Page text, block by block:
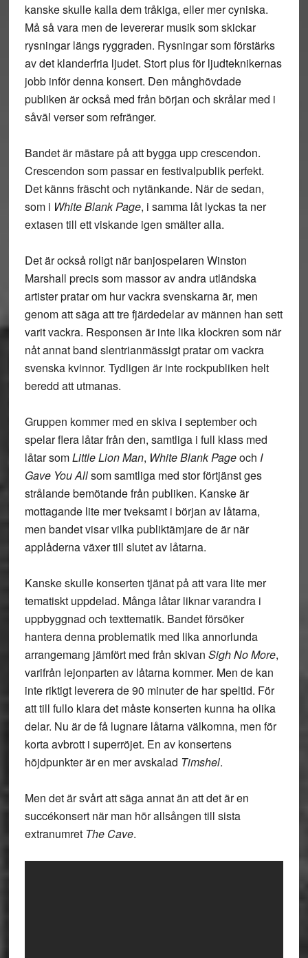
kanske skulle kalla dem tråkiga, eller mer cyniska.
Må så vara men de levererar musik som skickar
rysningar längs ryggraden. Rysningar som förstärks
av det klanderfria ljudet. Stort plus för ljudteknikernas
jobb inför denna konsert. Den månghövdade
publiken är också med från början och skrålar med i
såväl verser som refränger.
Bandet är mästare på att bygga upp crescendon.
Crescendon som passar en festivalpublik perfekt.
Det känns fräscht och nytänkande. När de sedan,
som i White Blank Page, i samma låt lyckas ta ner
extasen till ett viskande igen smälter alla.
Det är också roligt när banjospelaren Winston
Marshall precis som massor av andra utländska
artister pratar om hur vackra svenskarna är, men
genom att säga att tre fjärdedelar av männen han sett
varit vackra. Responsen är inte lika klockren som när
nåt annat band slentrianmässigt pratar om vackra
svenska kvinnor. Tydligen är inte rockpubliken helt
beredd att utmanas.
Gruppen kommer med en skiva i september och
spelar flera låtar från den, samtliga i full klass med
låtar somLittle Lion Man, White Blank Pageoch I
Gave You Allsom samtliga med stor förtjänst ges
strålande bemötande från publiken. Kanske är
mottagande lite mer tveksamt i början av låtarna,
men bandet visar vilka publiktämjare de är när
applåderna växer till slutet av låtarna.
Kanske skulle konserten tjänat på att vara lite mer
tematiskt uppdelad. Många låtar liknar varandra i
uppbyggnad och texttematik. Bandet försöker
hantera denna problematik med lika annorlunda
arrangemang jämfört med från skivan Sigh No More,
varifrån lejonparten av låtarna kommer. Men de kan
inte riktigt leverera de 90 minuter de har speltid. För
att till fullo klara det måste konserten kunna ha olika
delar. Nu är de få lugnare låtarna välkomna, men för
korta avbrott i superröjet. En av konsertens
höjdpunkter är en mer avskalad Timshel.
Men det är svårt att säga annat än att det är en
succékonsert när man hör allsången till sista
extranumret The Cave.